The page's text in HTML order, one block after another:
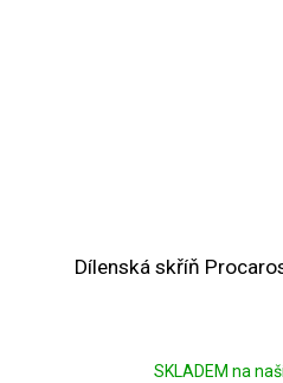
Dílenská skříň
SKLADEM na